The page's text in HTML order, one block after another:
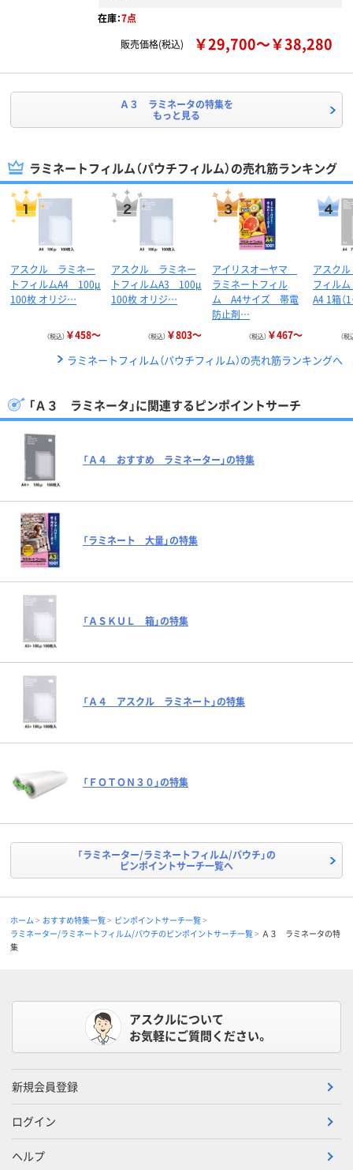
在庫：7点
販売価格(税込)
￥29,700～￥38,280
Ａ３ ラミネータの特集を
もっと見る
ラミネートフィルム（パウチフィルム）の売れ筋ランキング
アスクル ラミネー
トフィルムA4 100μ
100枚 オリジ…
（税込） ￥458～
アスクル ラミネー
トフィルムA3 100μ
100枚 オリジ…
（税込） ￥803～
アイリスオーヤマ
ラミネートフィル
ム A4サイズ 帯電
防止剤…
（税込） ￥467～
アスク
フィル
A4 1箱（
（税
ラミネートフィルム（パウチフィルム）の売れ筋ランキングへ
「Ａ３ ラミネータ」に関連するピンポイントサーチ
「Ａ４ おすすめ ラミネーター」の特集
「ラミネート 大量」の特集
「ＡＳＫＵＬ 箱」の特集
「Ａ４ アスクル ラミネート」の特集
「ＦＯＴＯＮ３０」の特集
「ラミネーター/ラミネートフィルム/パウチ」の
ピンポイントサーチ一覧へ
ホーム おすすめ特集一覧
ピンポイントサーチ一覧
ラミネーター/ラミネートフィルム/パウチのピンポイントサーチ一覧
Ａ３ ラミネータの特
集
アスクルについて
お気軽にご質問ください。
新規会員登録
ログイン
ヘルプ